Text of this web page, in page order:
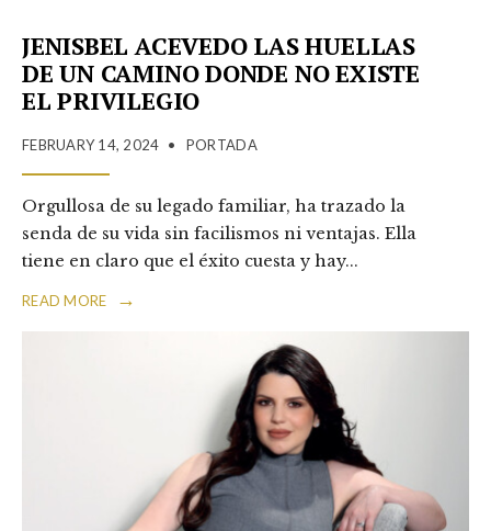
JENISBEL ACEVEDO LAS HUELLAS
DE UN CAMINO DONDE NO EXISTE
EL PRIVILEGIO
FEBRUARY 14, 2024 • PORTADA
Orgullosa de su legado familiar, ha trazado la
senda de su vida sin facilismos ni ventajas. Ella
tiene en claro que el éxito cuesta y hay...
READ MORE →